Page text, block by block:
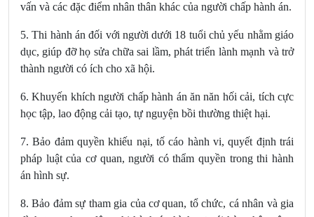
vấn và các đặc điểm nhân thân khác của người chấp hành án.
5. Thi hành án đối với người dưới 18 tuổi chủ yếu nhằm giáo
dục, giúp đỡ họ sửa chữa sai lầm, phát triển lành mạnh và trở
thành người có ích cho xã hội.
6. Khuyến khích người chấp hành án ăn năn hối cải, tích cực
học tập, lao động cải tạo, tự nguyện bồi thường thiệt hại.
7. Bảo đảm quyền khiếu nại, tố cáo hành vi, quyết định trái
pháp luật của cơ quan, người có thẩm quyền trong thi hành
án hình sự.
8. Bảo đảm sự tham gia của cơ quan, tổ chức, cá nhân và gia